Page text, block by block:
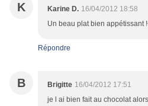
K Karine D. 16/04/2012 18:58
Un beau plat bien appétissant
Répondre
B Brigitte 16/04/2012 17:51
je l ai bien fait au chocolat